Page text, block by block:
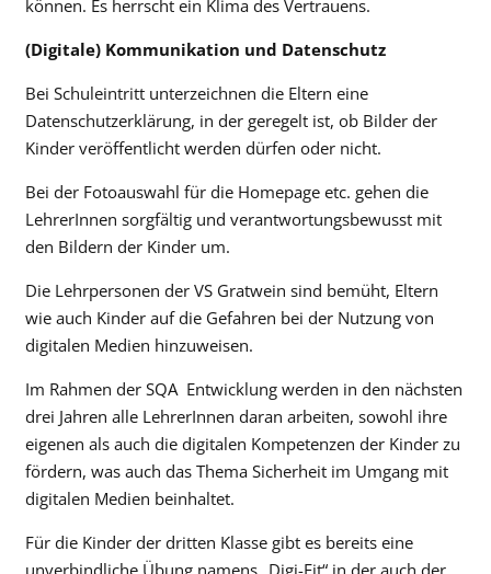
können. Es herrscht ein Klima des Vertrauens.
(Digitale) Kommunikation und Datenschutz
Bei Schuleintritt unterzeichnen die Eltern eine
Datenschutzerklärung, in der geregelt ist, ob Bilder der
Kinder veröffentlicht werden dürfen oder nicht.
Bei der Fotoauswahl für die Homepage etc. gehen die
LehrerInnen sorgfältig und verantwortungsbewusst mit
den Bildern der Kinder um.
Die Lehrpersonen der VS Gratwein sind bemüht, Eltern
wie auch Kinder auf die Gefahren bei der Nutzung von
digitalen Medien hinzuweisen.
Im Rahmen der SQA Entwicklung werden in den nächsten
drei Jahren alle LehrerInnen daran arbeiten, sowohl ihre
eigenen als auch die digitalen Kompetenzen der Kinder zu
fördern, was auch das Thema Sicherheit im Umgang mit
digitalen Medien beinhaltet.
Für die Kinder der dritten Klasse gibt es bereits eine
unverbindliche Übung namens „Digi-Fit“ in der auch der